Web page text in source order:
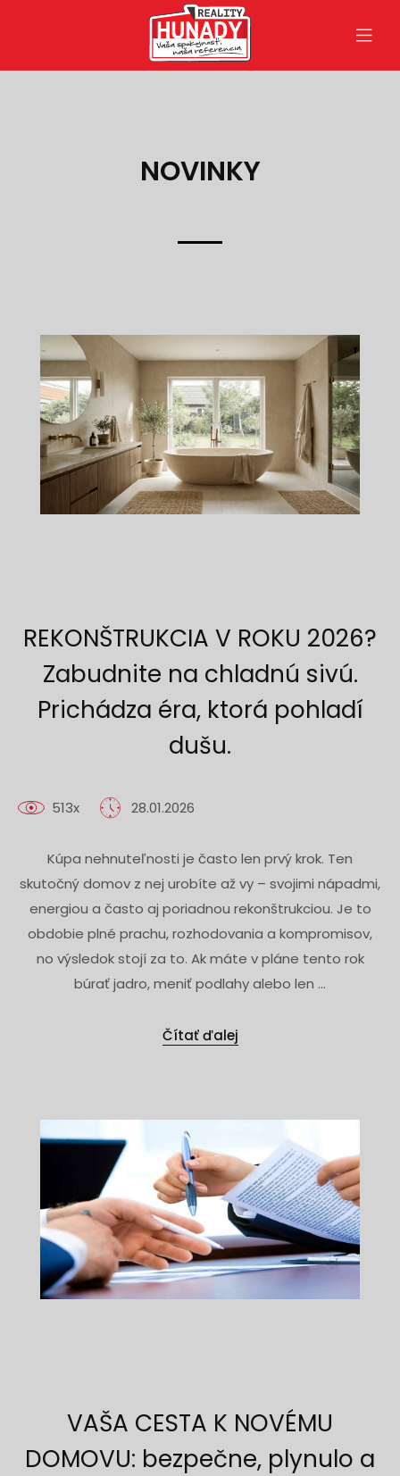
NOVINKY
REKONŠTRUKCIA V ROKU 2026?
Zabudnite na chladnú sivú.
Prichádza éra, ktorá pohladí
dušu.
513x 28.01.2026
Kúpa nehnuteľnosti je často len prvý krok. Ten
skutočný domov z nej urobíte až vy – svojimi nápadmi,
energiou a často aj poriadnou rekonštrukciou. Je to
obdobie plné prachu, rozhodovania a kompromisov,
no výsledok stojí za to. Ak máte v pláne tento rok
búrať jadro, meniť podlahy alebo len ...
Čítať ďalej
VAŠA CESTA K NOVÉMU
DOMOVU: bezpečne, plynulo a